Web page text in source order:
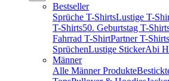
Bestseller
Sprüche T-ShirtsLustige T-
T-Shirts50. Geburtstag T-
Fahrrad T-ShirtPartner T-Shirts
SprüchenLustige StickerAbi
Männer
Alle Männer Produkte